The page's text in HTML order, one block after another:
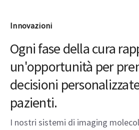
Innovazioni
Ogni fase della cura
un'opportunità per
decisioni
pazienti.
I nostri sistemi di imaging